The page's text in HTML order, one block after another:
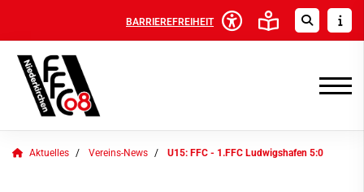
BARRIEREFREIHEIT
Aktuelles Vereins-News U15: FFC - 1.FFC Ludwigshafen 5:0